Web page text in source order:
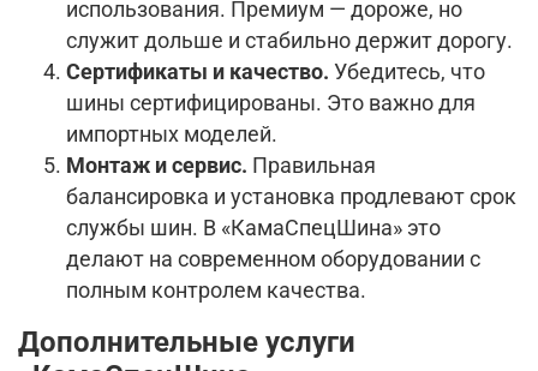
использования. Премиум — дороже, но
служит дольше и стабильно держит дорогу.
Сертификаты и качество. Убедитесь, что
шины сертифицированы. Это важно для
импортных моделей.
Монтаж и сервис. Правильная
балансировка и установка продлевают срок
службы шин. В «КамаСпецШина» это
делают на современном оборудовании с
полным контролем качества.
Дополнительные услуги